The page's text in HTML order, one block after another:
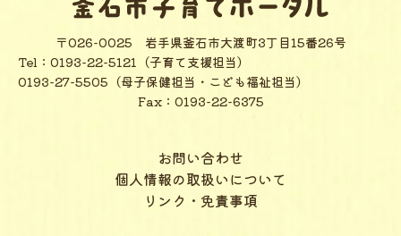
〒026-0025
岩手県釜石市大渡町3丁目15番26号
Tel： 0193-22-5121（子育て支援担当）
0193-27-5505（母子保健担当・こども福祉担当）
Fax：0193-22-6375
お問い合わせ
個人情報の取扱いについて
リンク・免責事項